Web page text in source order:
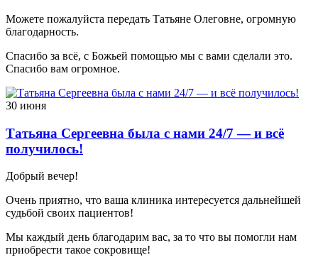
Можете пожалуйста передать Татьяне Олеговне, огромную
благодарность.
Спасибо за всё, с Божьей помощью мы с вами сделали это.
Спасибо вам огромное.
30 июня
Татьяна Сергеевна была с нами 24/7 — и всё
получилось!
Добрый вечер!
Очень приятно, что ваша клиника интересуется дальнейшей
судьбой своих пациентов!
Мы каждый день благодарим вас, за то что вы помогли нам
приобрести такое сокровище!